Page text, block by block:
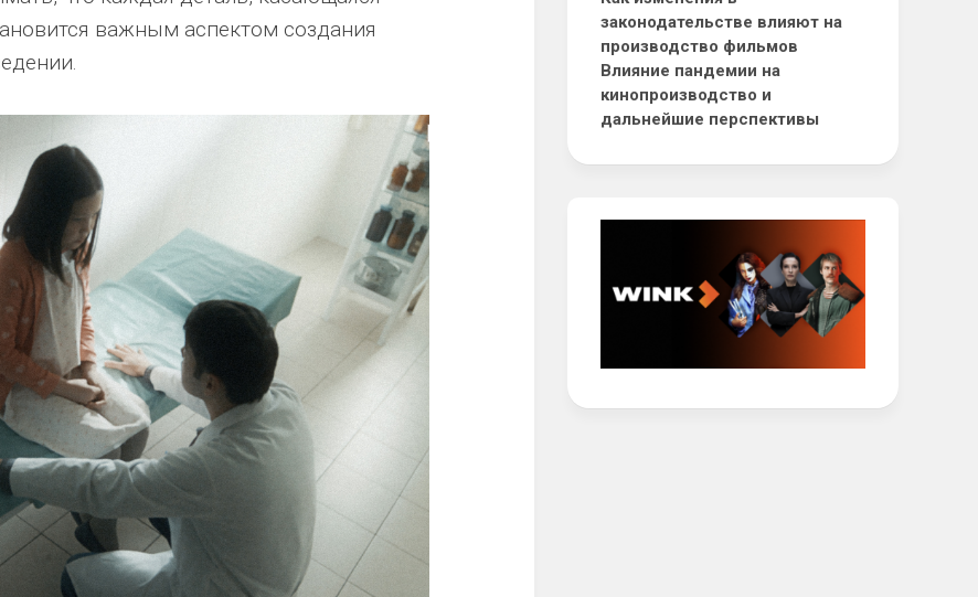
важным аспектом создания
законодательстве влияют на
производство фильмов
Влияние пандемии на
кинопроизводство и
дальнейшие перспективы